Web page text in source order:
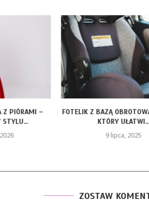
Z PIÓRAMI –
STYLU...
FOTELIK Z BAZĄ
KTÓRY
9 lipca, 2025
ZOSTAW